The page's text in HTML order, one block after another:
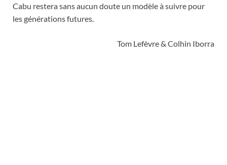
Cabu restera sans aucun doute un modèle à suivre pour
les générations futures.
Tom Lefèvre & Colhin Iborra